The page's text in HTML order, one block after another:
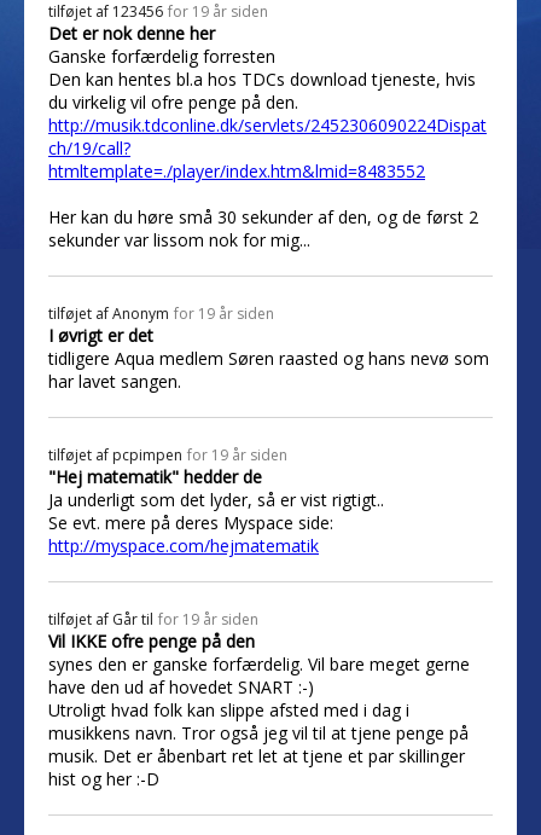
tilføjet af 123456 for 19 år siden
Det er nok denne her
Ganske forfærdelig forresten
Den kan hentes bl.a hos TDCs download tjeneste, hvis
du virkelig vil ofre penge på den.
http://musik.tdconline.dk/servlets/2452306090224Dispat
ch/19/call?
htmltemplate=./player/index.htm&lmid=8483552
Her kan du høre små 30 sekunder af den, og de først 2
sekunder var lissom nok for mig...
tilføjet afAnonym for 19 år siden
I øvrigt er det
tidligere Aqua medlem Søren raasted og hans nevø som
har lavet sangen.
tilføjet af pcpimpen for 19 år siden
"Hej matematik" hedder de
Ja underligt som det lyder, så er vist rigtigt..
Se evt. mere på deres Myspace side:
http://myspace.com/hejmatematik
tilføjet af Går til for 19 år siden
Vil IKKE ofre penge på den
synes den er ganske forfærdelig. Vil bare meget gerne
have den ud af hovedet SNART :-)
Utroligt hvad folk kan slippe afsted med i dag i
musikkens navn. Tror også jeg vil til at tjene penge på
musik. Det er åbenbart ret let at tjene et par skillinger
hist og her :-D